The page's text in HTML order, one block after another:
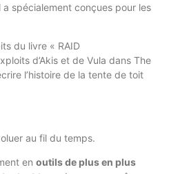
a spécialement conçues pour les
du livre « RAID
d’Akis et de Vula dans The
l’histoire de la tente de toit
au fil du temps.
en outils de plus en plus